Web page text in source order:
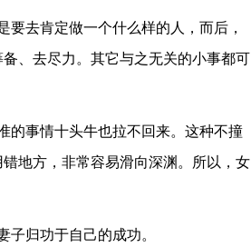
去肯定做一个什么样的人，而后，
、去尽力。其它与之无关的小事都可
的事情十头牛也拉不回来。这种不撞
地方，非常容易滑向深渊。所以，女
归功于自己的成功。